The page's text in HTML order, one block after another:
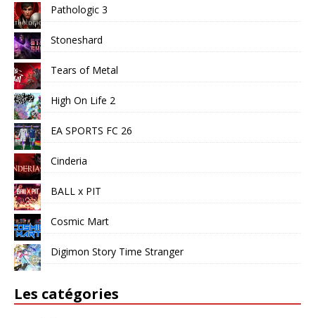
Pathologic 3
Stoneshard
Tears of Metal
High On Life 2
EA SPORTS FC 26
Cinderia
BALL x PIT
Cosmic Mart
Digimon Story Time Stranger
Les catégories